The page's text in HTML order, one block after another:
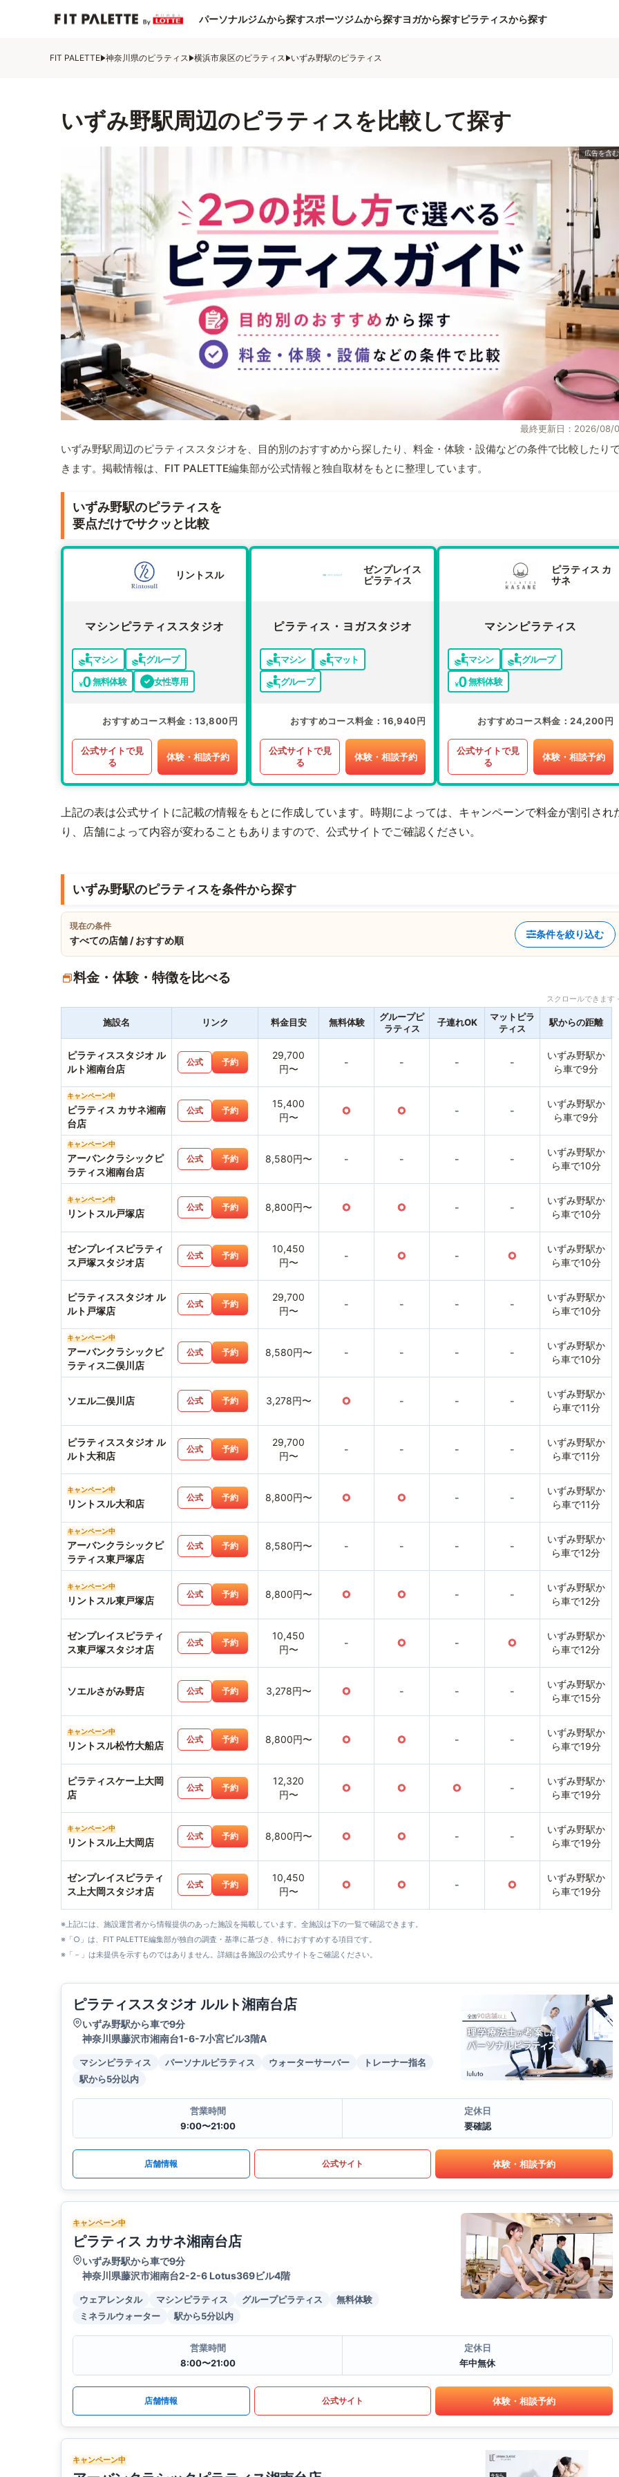
パーソナルジムから探すスポーツジムから探すヨガから探すピラティスから探す
FIT PALETTE 神奈川県のピラティス 横浜市泉区のピラティス いずみ野駅のピラティス
いずみ野駅周辺のピラティスを比較して探す
最終更新日：2026/08/
いずみ野駅周辺のピラティススタジオを、目的別のおすすめから探したり、料金・体験・設備などの条件で比較したり
きます。掲載情報は、FIT PALETTE編集部が公式情報と独自取材をもとに整理しています。
いずみ野駅のピラティスを
要点だけでサクッと比較
リントスル
マシンピラティススタジオ
マシン
グループ
無料体験
女性専用
おすすめコース料金 13,800円
公式サイトで見
る
体験・相談予約
ゼンプレイス
ピラティス
ピラティス・ヨガスタジオ
マシン
マット
グループ
おすすめコース料金 16,940円
公式サイトで見
る
体験・相談予約
ピラティス カ
サネ
マシンピラティス
マシン
グループ
無料体験
おすすめコース料金 24,200円
公式サイトで見
る
体験・相談予約
上記の表は公式サイトに記載の情報をもとに作成しています。時期によっては、キャンペーンで料金が割引され
り、店舗によって内容が変わることもありますので、公式サイトでご確認ください。
いずみ野駅のピラティスを条件から探す
現在の条件
すべての店舗 / おすすめ順
条件を絞り込む
料金・体験・特徴を比べる
スクロールできま
施設名 リンク 料金目安 無料体験
グループピ
ラティス
子連れOK
マットピラ
ティス
駅からの距離
ピラティススタジオ ル
ルト湘南台店
公式 予約
29,700
円〜
- - - -
いずみ野駅か
ら車で9分
キャンペーン中
ピラティス カサネ湘南
台店
公式 予約
15,400
円〜
○ ○ - -
いずみ野駅か
ら車で9分
キャンペーン中
アーバンクラシックピ
ラティス湘南台店
公式 予約 8,580円〜 - - - -
いずみ野駅か
ら車で10分
キャンペーン中
リントスル戸塚店
公式 予約 8,800円〜 ○ ○ - -
いずみ野駅か
ら車で10分
ゼンプレイスピラティ
ス戸塚スタジオ店
公式 予約
10,450
円〜
- ○ - ○
いずみ野駅か
ら車で10分
ピラティススタジオ ル
ルト戸塚店
公式 予約
29,700
円〜
- - - -
いずみ野駅か
ら車で10分
キャンペーン中
アーバンクラシックピ
ラティス二俣川店
公式 予約 8,580円〜 - - - -
いずみ野駅か
ら車で10分
ソエル二俣川店 公式 予約 3,278円〜 ○ - - -
いずみ野駅か
ら車で11分
ピラティススタジオ ル
ルト大和店
公式 予約
29,700
円〜
- - - -
いずみ野駅か
ら車で11分
キャンペーン中
リントスル大和店
公式 予約 8,800円〜 ○ ○ - -
いずみ野駅か
ら車で11分
キャンペーン中
アーバンクラシックピ
ラティス東戸塚店
公式 予約 8,580円〜 - - - -
いずみ野駅か
ら車で12分
キャンペーン中
リントスル東戸塚店
公式 予約 8,800円〜 ○ ○ - -
いずみ野駅か
ら車で12分
ゼンプレイスピラティ
ス東戸塚スタジオ店
公式 予約
10,450
円〜
- ○ - ○
いずみ野駅か
ら車で12分
ソエルさがみ野店 公式 予約 3,278円〜 ○ - - -
いずみ野駅か
ら車で15分
キャンペーン中
リントスル松竹大船店
公式 予約 8,800円〜 ○ ○ - -
いずみ野駅か
ら車で19分
ピラティスケー上大岡
店
公式 予約
12,320
円〜
○ ○ ○ -
いずみ野駅か
ら車で19分
キャンペーン中
リントスル上大岡店
公式 予約 8,800円〜 ○ ○ - -
いずみ野駅か
ら車で19分
ゼンプレイスピラティ
ス上大岡スタジオ店
公式 予約
10,450
円〜
○ ○ - ○
いずみ野駅か
ら車で19分
※上記には、施設運営者から情報提供のあった施設を掲載しています。全施設は下の一覧で確認できます。
※「○」は、FIT PALETTE編集部が独自の調査・基準に基づき、特におすすめする項目です。
※「－」は未提供を示すものではありません。詳細は各施設の公式サイトをご確認ください。
ピラティススタジオ ルルト湘南台店
いずみ野駅から車で9分
神奈川県藤沢市湘南台1-6-7小宮ビル3階A
マシンピラティス パーソナルピラティス ウォーターサーバー
トレーナー指名
駅から5分以内
営業時間
9:00〜21:00
定休日
要確認
店舗情報 公式サイト 体験・相談予約
キャンペーン中
ピラティス カサネ湘南台店
いずみ野駅から車で9分
神奈川県藤沢市湘南台2-2-6 Lotus369ビル4階
ウェアレンタル マシンピラティス グループピラティス
無料体験
ミネラルウォーター
駅から5分以内
営業時間
8:00〜21:00
定休日
年中無休
店舗情報 公式サイト 体験・相談予約
キャンペーン中